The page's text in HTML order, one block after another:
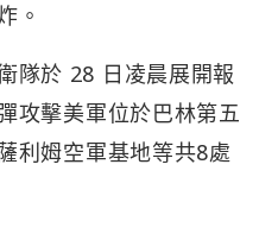
。
隊於 28 日凌晨展開報
攻擊美軍位於巴林第五
利姆空軍基地等共8處